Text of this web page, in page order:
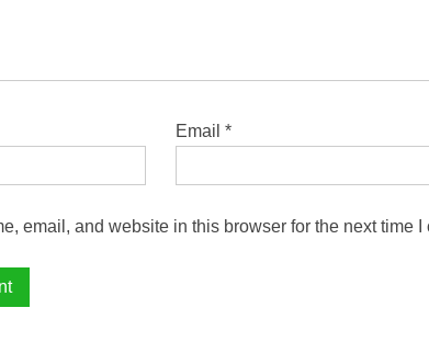
Email*
email, and website in this browser for the next time I